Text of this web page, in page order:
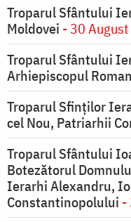
Troparul Sfântului
Moldovei - 30 August
Troparul Sfântului
Arhiepiscopul
Troparul Sfinţilor
cel Nou, Patriarhii
Troparul Sfântului
Botezătorul
Ierarhi Alexandru,
Constantinopolului -